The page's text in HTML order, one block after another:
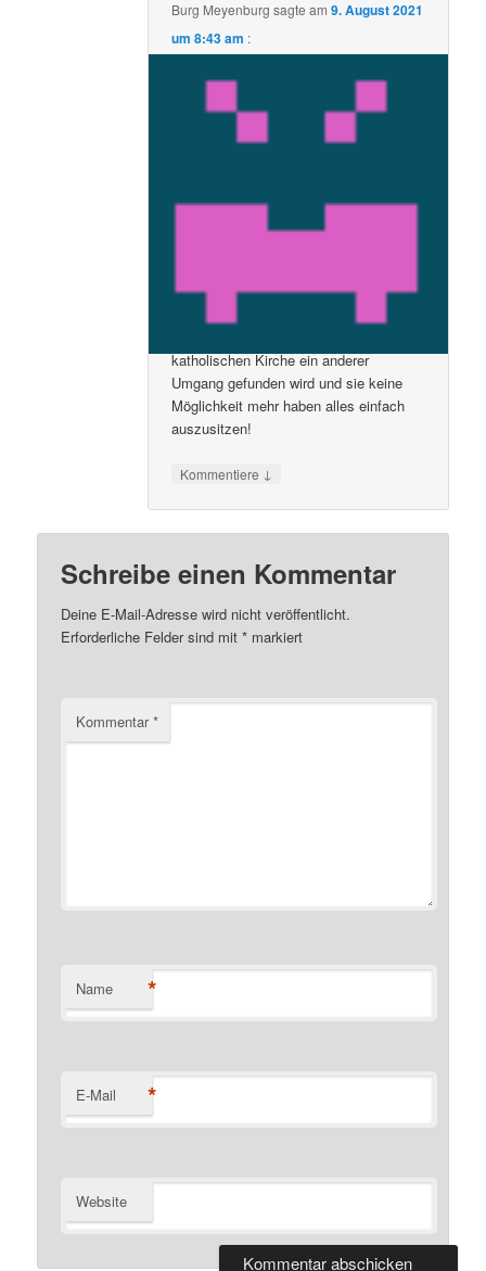
Burg Meyenburg sagte am9. August 2021
um 8:43 am :
Oldenburg gearbeitet, dort gab es
ebebfalls einen auffälligen Mitarbeitern
Seither bin ich krank geschrieben und
Ich hoffe sehr das dieser Fall zu einem
katholischen Kirche ein anderer
Umgang gefunden wird und sie keine
Möglichkeit mehr haben alles einfach
auszusitzen!
Kommentiere ↓
Schreibe einen Kommentar
Deine E-Mail-Adresse wird nicht veröffentlicht.
Erforderliche Felder sind mit* markiert
Kommentar*
Name *
E-Mail *
Website